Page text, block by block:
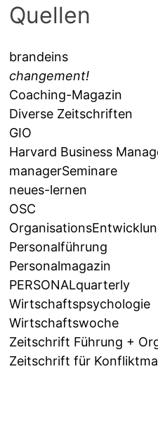
Quellen
brandeins
changement!
Coaching-Magazin
Diverse Zeitschriften
GIO
Harvard Business
managerSeminare
neues-lernen
OSC
Personalführung
Personalmagazin
PERSONALquarterly
Wirtschaftspsychologie
Wirtschaftswoche
Zeitschrift Führung +
Zeitschrift für